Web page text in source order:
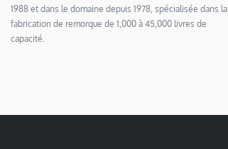
1988 et dans le domaine depuis 1978, spécialisée dans la
fabrication de remorque de 1,000 à 45,000 livres de
capacité.